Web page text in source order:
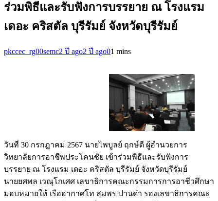
ร่วมพิธีและรับฟังการบรรยาย ณ โรงแรม
เดอะ คริสตัล บุรีรัมย์ จังหวัดบุรีรัมย์
pkccec_rg00semc2 ปี ago2 ปี ago01 mins
วันที่ 30 กรกฎาคม 2567 นายไพบูลย์ ฤกษ์ดี ผู้อำนวยการ
วิทยาลัยการอาชีพประโคนชัย เข้าร่วมพิธีและรับฟังการ
บรรยาย ณ โรงแรม เดอะ คริสตัล บุรีรัมย์ จังหวัดบุรีรัมย์
นายยศพล เวณุโกเศศ เลขาธิการคณะกรรมการการอาชีวศึกษา
มอบหมายให้ เรืออากาศโท สมพร ปานดำ รองเลขาธิการคณะ